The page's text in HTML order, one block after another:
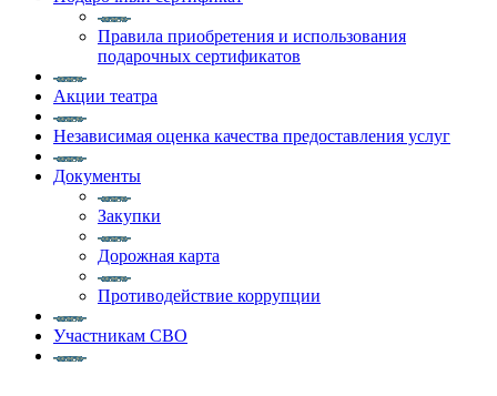
Правила приобретения и использования
подарочных сертификатов
Акции театра
Независимая оценка качества предоставления услуг
Документы
Закупки
Дорожная карта
Противодействие коррупции
Участникам СВО